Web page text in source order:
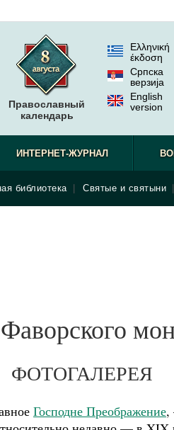
Православный
календарь
Ελληνική
έκδοση
Српска
верзиjа
English
version
библиотека Святые и святыни
ИНТЕРНЕТ-ЖУРНАЛ
ФОТОГАЛЕРЕЯ
Господне Преображение,